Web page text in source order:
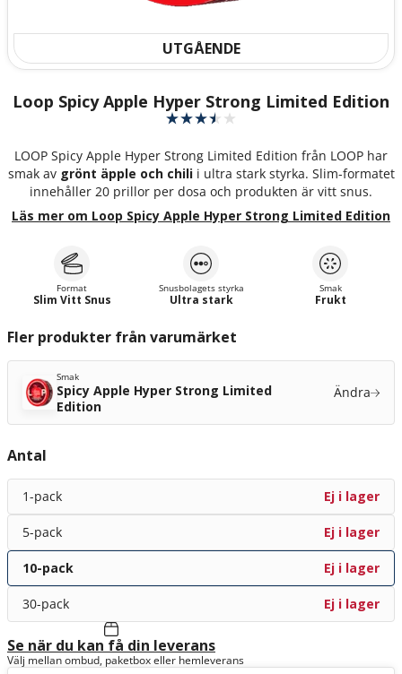
UTGÅENDE
Loop Spicy Apple Hyper Strong Limited Edition
LOOP Spicy Apple Hyper Strong Limited Edition från LOOP har
smak avgrönt äpple och chilii ultra stark styrka. Slim-formatet
innehåller 20 prillor per dosa och produkten är vitt snus.
Läs mer om Loop Spicy Apple Hyper Strong Limited Edition
Format
Slim Vitt Snus
Snusbolagets styrka
Ultra stark
Smak
Frukt
Fler produkter från varumärket
Smak
Spicy Apple Hyper Strong Limited
Edition
Ändra
Antal
1-pack Ej i lager
5-pack Ej i lager
10-pack Ej i lager
30-pack Ej i lager
Se när du kan få din leverans
Välj mellan ombud, paketbox eller hemleverans